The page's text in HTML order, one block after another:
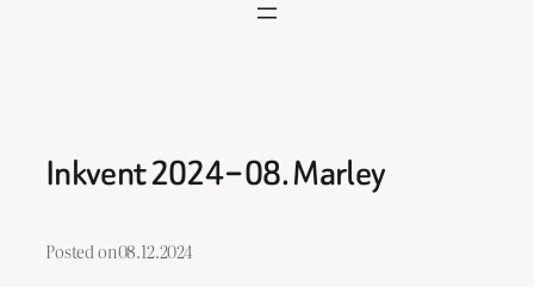
Inkvent 2024 – 08. Marley
Posted on08.12.2024